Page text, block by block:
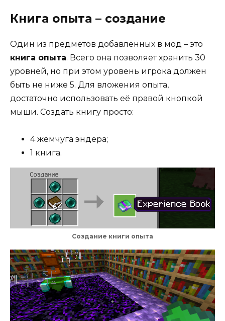
Книга опыта – создание
Один из предметов добавленных в мод – это
книга опыта. Всего она позволяет хранить 30
уровней, но при этом уровень игрока должен
быть не ниже 5. Для вложения опыта,
достаточно использовать её правой кнопкой
мыши. Создать книгу просто:
4 жемчуга эндера;
1 книга.
Создание книги опыта